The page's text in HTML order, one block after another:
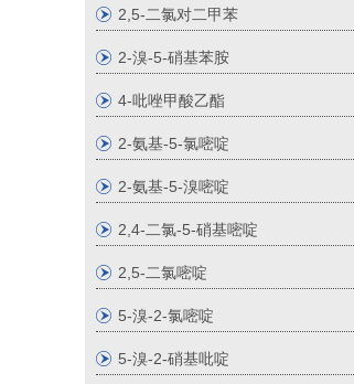
2,5-二氯对二甲苯
2-溴-5-硝基苯胺
4-吡唑甲酸乙酯
2-氨基-5-氯嘧啶
2-氨基-5-溴嘧啶
2,4-二氯-5-硝基嘧啶
2,5-二氯嘧啶
5-溴-2-氯嘧啶
5-溴-2-硝基吡啶